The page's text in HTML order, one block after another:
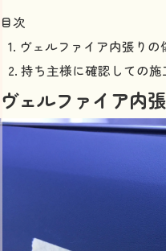
目次
ヴェルファイア内張りの
持ち主様に確認しての施
ヴェルファイア内